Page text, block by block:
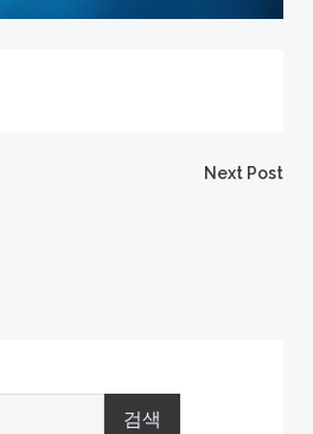
Next Post
검색